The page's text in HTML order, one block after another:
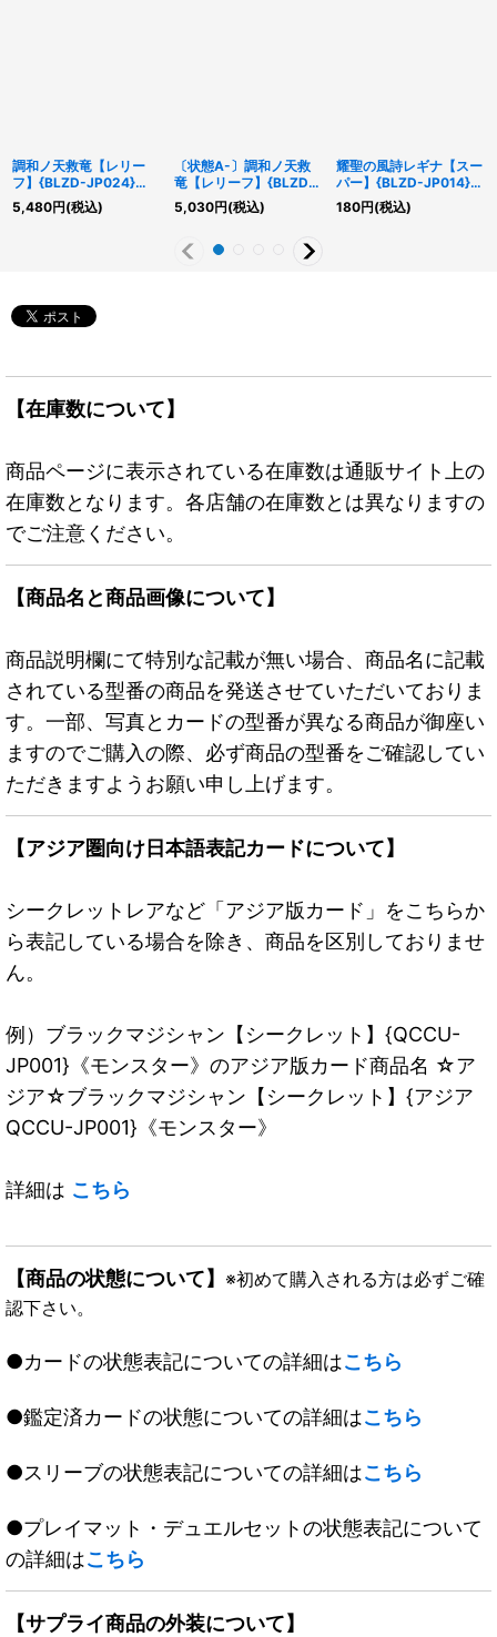
調和ノ天救竜【レリー
フ】{BLZD-JP024}
《モンスター》
5,480円(税込)
〔状態A-〕調和ノ天救
竜【レリーフ】{BLZD-
JP024}《モンスター》
5,030円(税込)
耀聖の風詩レギナ【スー
パー】{BLZD-JP014}
《モンスター》
180円(税込)
【在庫数について】
商品ページに表示されている在庫数は通販サイト上の
在庫数となります。各店舗の在庫数とは異なりますの
でご注意ください。
【商品名と商品画像について】
商品説明欄にて特別な記載が無い場合、商品名に記載
されている型番の商品を発送させていただいておりま
す。一部、写真とカードの型番が異なる商品が御座い
ますのでご購入の際、必ず商品の型番をご確認してい
ただきますようお願い申し上げます。
【アジア圏向け日本語表記カードについて】
シークレットレアなど「アジア版カード」をこちらか
ら表記している場合を除き、商品を区別しておりませ
ん。
例）ブラックマジシャン【シークレット】{QCCU-
JP001}《モンスター》のアジア版カード商品名 ☆ア
ジア☆ブラックマジシャン【シークレット】{アジア
QCCU-JP001}《モンスター》
詳細は こちら
【商品の状態について】 ※初めて購入される方は必ずご確
認下さい。
●カードの状態表記についての詳細はこちら
●鑑定済カードの状態についての詳細はこちら
●スリーブの状態表記についての詳細はこちら
●プレイマット・デュエルセットの状態表記について
の詳細はこちら
【サプライ商品の外装について】